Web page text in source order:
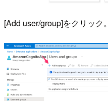
[Add user/group]をクリック。